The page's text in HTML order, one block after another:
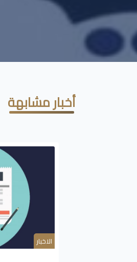
أخبار مشابهة
الاخبار